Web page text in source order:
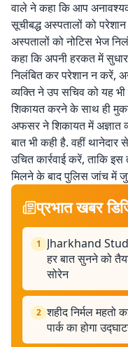
वाले ने कहा कि आप
सूचीबद्ध अस्पतालों को
अस्पतालों को नोटिस भेज
कहा कि अपनी हरकत में
निलंबित कर परेशान न करें,
व्यक्ति ने उप सचिव को यह
शिकायत करने के साथ ही
अफसर ने शिकायत में अज्ञात
बात भी कही है. वहीं
उचित कार्रवाई करें, ताकि
मिलने के बाद पुलिस जांच में
प्रभात खबर
1
Jharkhand
हर बात सुनने को
सोरेन
2 शहीद निर्मल महतो
पार्क का होगा